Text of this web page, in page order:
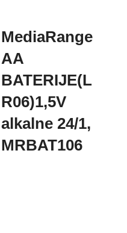
MediaRange
AA
BATERIJE(L
R06)1,5V
alkalne 24/1,
MRBAT106